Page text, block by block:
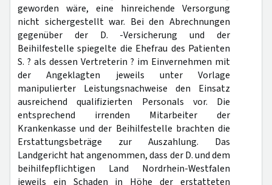
geworden wäre, eine hinreichende Versorgung
nicht sichergestellt war. Bei den Abrechnungen
gegenüber der D. -Versicherung und der
Beihilfestelle spiegelte die Ehefrau des Patienten
S. ? als dessen Vertreterin ? im Einvernehmen mit
der Angeklagten jeweils unter Vorlage
manipulierter Leistungsnachweise den Einsatz
ausreichend qualifizierten Personals vor. Die
entsprechend irrenden Mitarbeiter der
Krankenkasse und der Beihilfestelle brachten die
Erstattungsbeträge zur Auszahlung. Das
Landgericht hat angenommen, dass der D. und dem
beihilfepflichtigen Land Nordrhein-Westfalen
jeweils ein Schaden in Höhe der erstatteten